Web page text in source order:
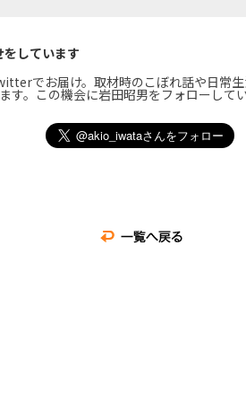
しています
でお届け。取材時のこぼれ話や日常
す。この機会に岩田昭男をフォローして